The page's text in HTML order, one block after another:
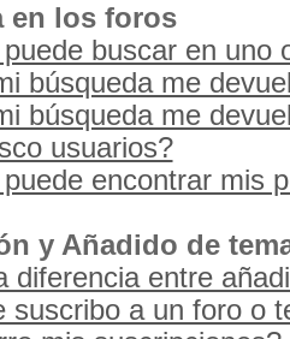
en los foros
buscar en uno
búsqueda me
búsqueda me
usuarios?
encontrar mis
y Añadido de
diferencia entre
suscribo a un foro o